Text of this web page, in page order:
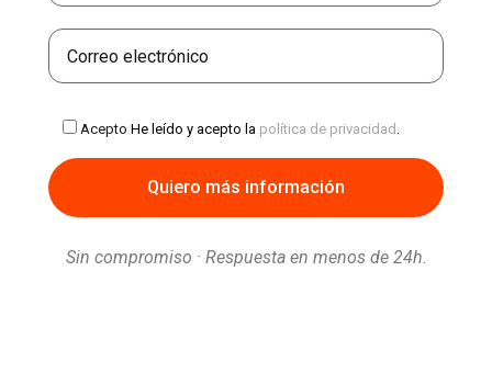
Acepto He leído y acepto la política de privacidad .
Sin compromiso · Respuesta en menos de 24h.